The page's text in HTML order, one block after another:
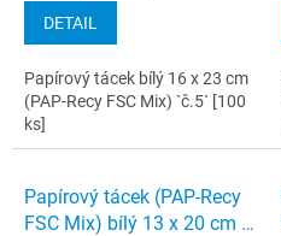
DETAIL
Papírový tácek bílý 16 x 23 cm
(PAP-Recy FSC Mix) `č.5` [100
ks]
Papírový tácek (PAP-Recy
FSC Mix) bílý 13 x 20 cm č.